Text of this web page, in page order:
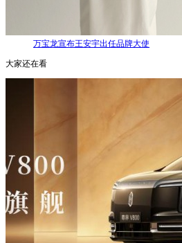
万宝龙宣布王安宇出任品牌大使
大家还在看